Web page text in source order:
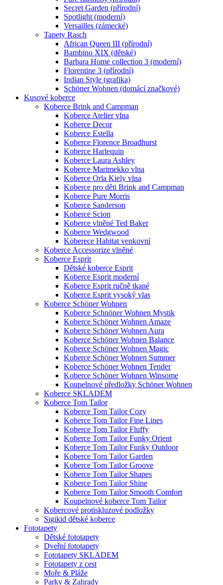
Secret Garden (přírodní)
Spotlight (moderní)
Versailles (zámecké)
Tapety Rasch
African Queen III (přírodní)
Bambino XIX (dětské)
Barbara Home collection 3 (moderní)
Florentine 3 (přírodní)
Indian Style (grafika)
Schöner Wohnen (domácí značkové)
Kusové koberce
Koberce Brink and Campman
Koberce Atelier vlna
Koberce Decor
Koberce Estella
Koberce Florence Broadhurst
Koberce Harlequin
Koberce Laura Ashley
Koberce Marimekko vlna
Koberce Orla Kiely vlna
Koberce pro děti Brink and Campman
Koberce Pure Morris
Koberce Sanderson
Koberce Scion
Koberce vlněné Ted Baker
Koberce Wedgwood
Koberece Habitat venkovní
Koberce Accessorize vlněné
Koberce Esprit
Dětské koberce Esprit
Koberce Esprit moderní
Koberce Esprit ručně tkané
Koberce Esprit vysoký vlas
Koberce Schöner Wohnen
Koberce Schnöner Wohnen Mystik
Koberce Schöner Wohnen Amaze
Koberce Schöner Wohnen Aura
Koberce Schöner Wohnen Balance
Koberce Schöner Wohnen Magic
Koberce Schöner Wohnen Summer
Koberce Schöner Wohnen Tender
Koberce Schöner Wohnen Winsome
Koupelnové předložky Schöner Wohnen
Koberce SKLADEM
Koberce Tom Tailor
Koberce Tom Tailor Cozy
Koberce Tom Tailor Fine Lines
Koberce Tom Tailor Fluffy
Koberce Tom Tailor Funky Orient
Koberce Tom Tailor Funky Outdoor
Koberce Tom Tailor Garden
Koberce Tom Tailor Groove
Koberce Tom Tailor Shapes
Koberce Tom Tailor Shine
Koberce Tom Tailor Smooth Comfort
Koupelnové koberce Tom Tailor
Kobercové protiskluzové podložky
Sigikid dětské koberce
Fototapety
Dětské fototapety
Dveřní fototapety
Fototapety SKLADEM
Fototapety z cest
Moře & Pláže
Parky & Zahrady